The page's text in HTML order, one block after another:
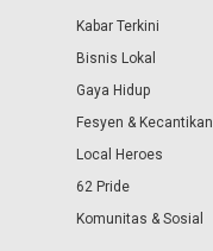
Kabar Terkini
Bisnis Lokal
Gaya Hidup
Fesyen & Kecantikan
Local Heroes
62 Pride
Komunitas & Sosial